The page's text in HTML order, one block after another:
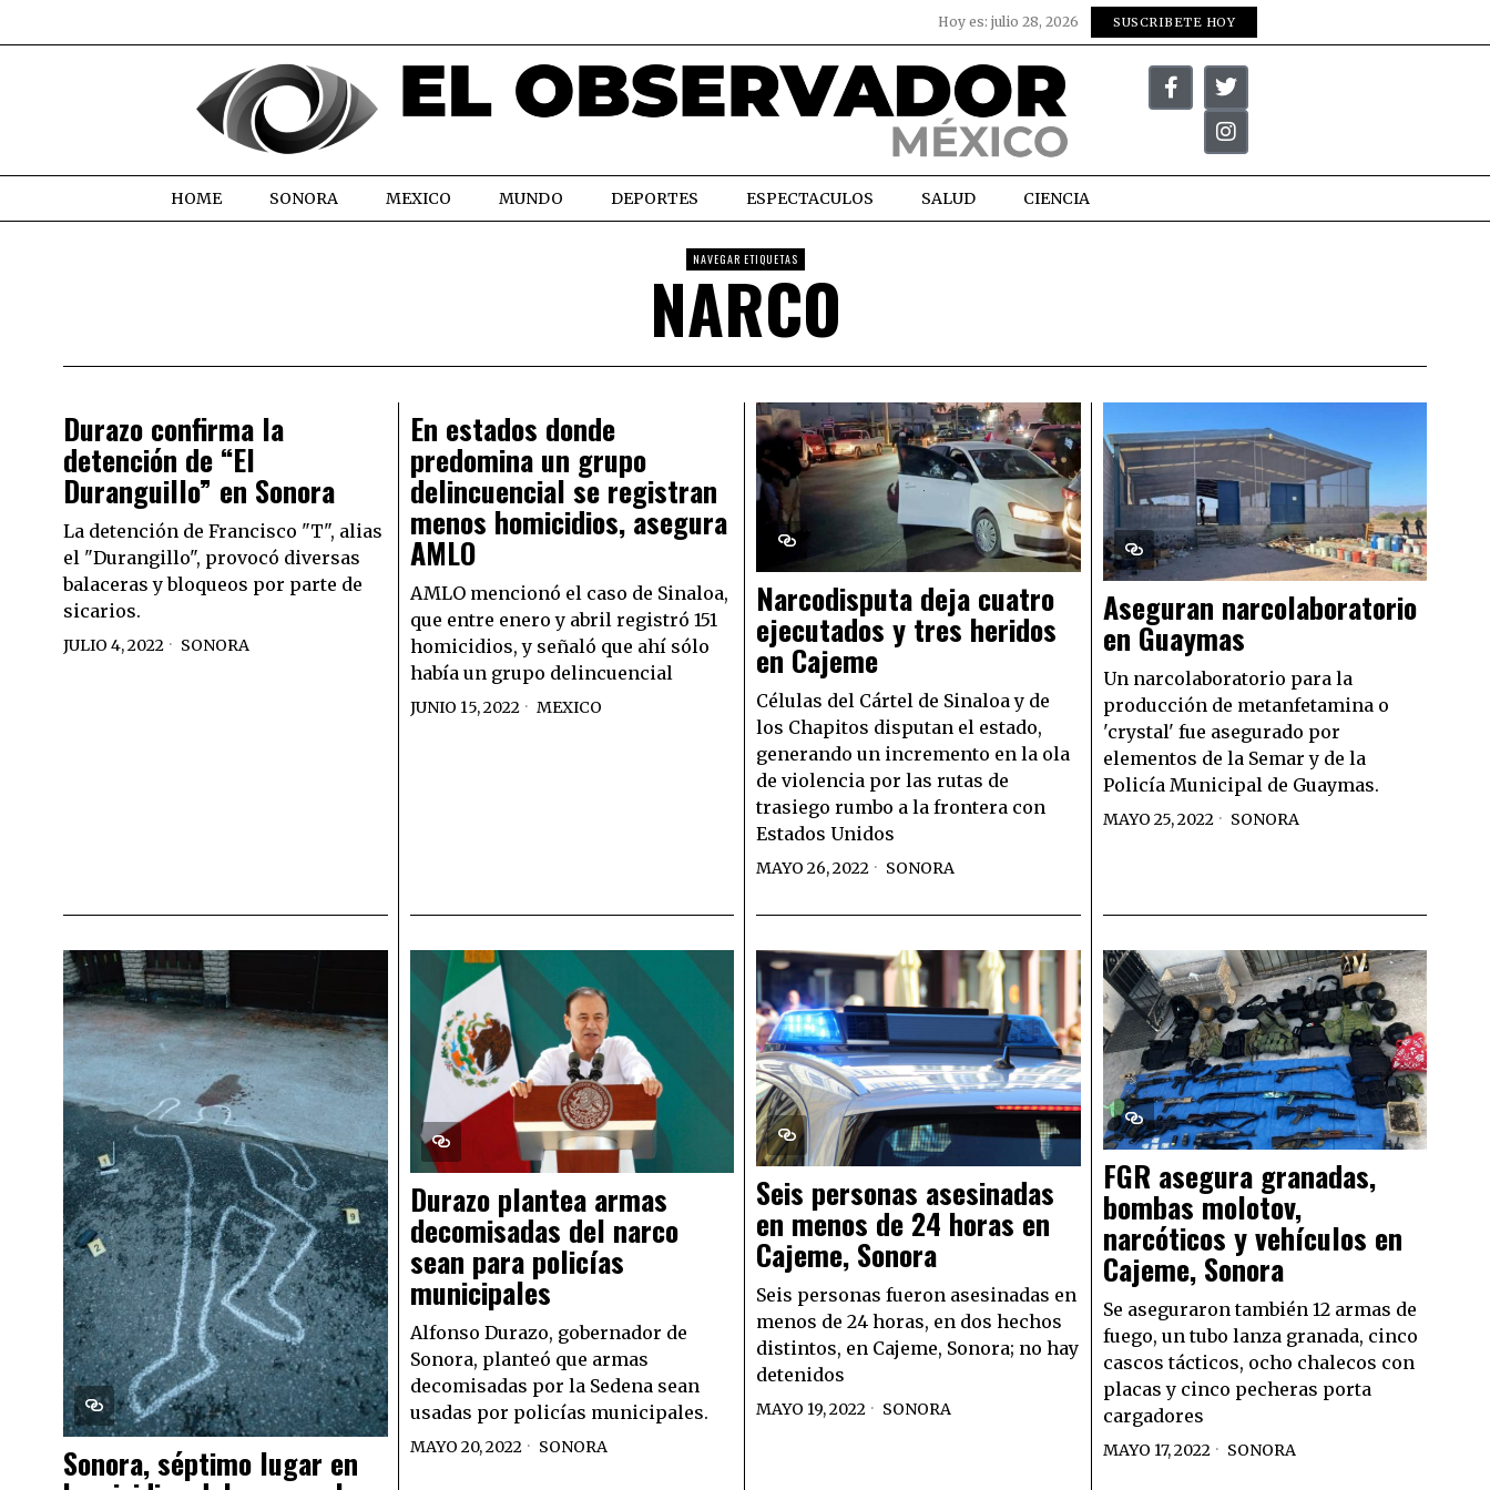
Hoy es: julio 28, 2026 SUSCRIBETE HOY
HOME SONORA MEXICO MUNDO DEPORTES ESPECTACULOS SALUD CIENCIA
NAVEGAR ETIQUETAS
NARCO
Durazo confirma la
detención de “El
Duranguillo” en Sonora
La detención de Francisco "T", alias
el "Durangillo", provocó diversas
balaceras y bloqueos por parte de
sicarios.
JULIO 4, 2022 SONORA
En estados donde
predomina un grupo
delincuencial se registran
menos homicidios, asegura
AMLO
AMLO mencionó el caso de Sinaloa,
que entre enero y abril registró 151
homicidios, y señaló que ahí sólo
había un grupo delincuencial
JUNIO 15, 2022 MEXICO
Narcodisputa deja cuatro
ejecutados y tres heridos
en Cajeme
Células del Cártel de Sinaloa y de
los Chapitos disputan el estado,
generando un incremento en la ola
de violencia por las rutas de
trasiego rumbo a la frontera con
Estados Unidos
MAYO 26, 2022 SONORA
Aseguran narcolaboratorio
en Guaymas
Un narcolaboratorio para la
producción de metanfetamina o
'crystal' fue asegurado por
elementos de la Semar y de la
Policía Municipal de Guaymas.
MAYO 25, 2022 SONORA
Sonora, séptimo lugar en
Durazo plantea armas
decomisadas del narco
sean para policías
municipales
Alfonso Durazo, gobernador de
Sonora, planteó que armas
decomisadas por la Sedena sean
usadas por policías municipales.
MAYO 20, 2022 SONORA
Seis personas asesinadas
en menos de 24 horas en
Cajeme, Sonora
Seis personas fueron asesinadas en
menos de 24 horas, en dos hechos
distintos, en Cajeme, Sonora; no hay
detenidos
MAYO 19, 2022 SONORA
FGR asegura granadas,
bombas molotov,
narcóticos y vehículos en
Cajeme, Sonora
Se aseguraron también 12 armas de
fuego, un tubo lanza granada, cinco
cascos tácticos, ocho chalecos con
placas y cinco pecheras porta
cargadores
MAYO 17, 2022 SONORA